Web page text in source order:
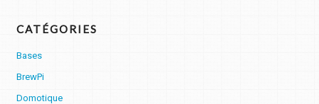
CATÉGORIES
Bases
BrewPi
Domotique